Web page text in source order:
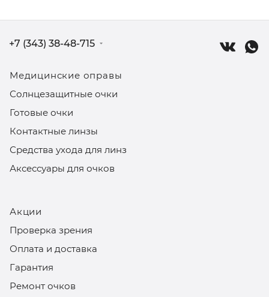
Медицинские оправы
Солнцезащитные очки
Готовые очки
Контактные линзы
Средства ухода для линз
Аксессуары для очков
Акции
Проверка зрения
Оплата и доставка
Гарантия
Ремонт очков
+7 (343) 38-48-715